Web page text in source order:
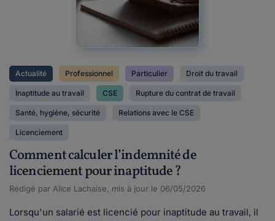
Actualité Professionnel Particulier Droit du travail
Inaptitude au travail CSE Rupture du contrat de travail
Santé, hygiène, sécurité Relations avec le CSE
Licenciement
Comment calculer l’indemnité de
licenciement pour inaptitude ?
Rédigé par Alice Lachaise, mis à jour le 06/05/2026
Lorsqu'un salarié est licencié pour inaptitude au travail, il